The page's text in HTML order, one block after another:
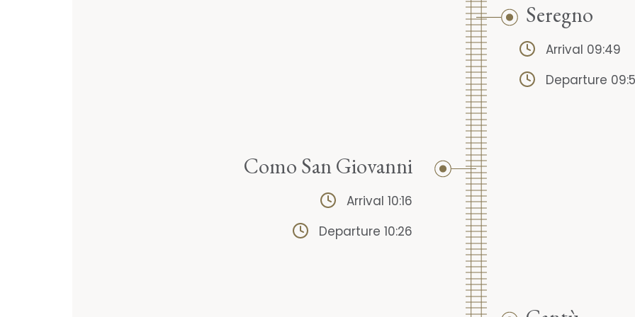
Seregno
Arrival 09:49
Departure
Como San Giovanni
Arrival 10:16
Departure 10:26